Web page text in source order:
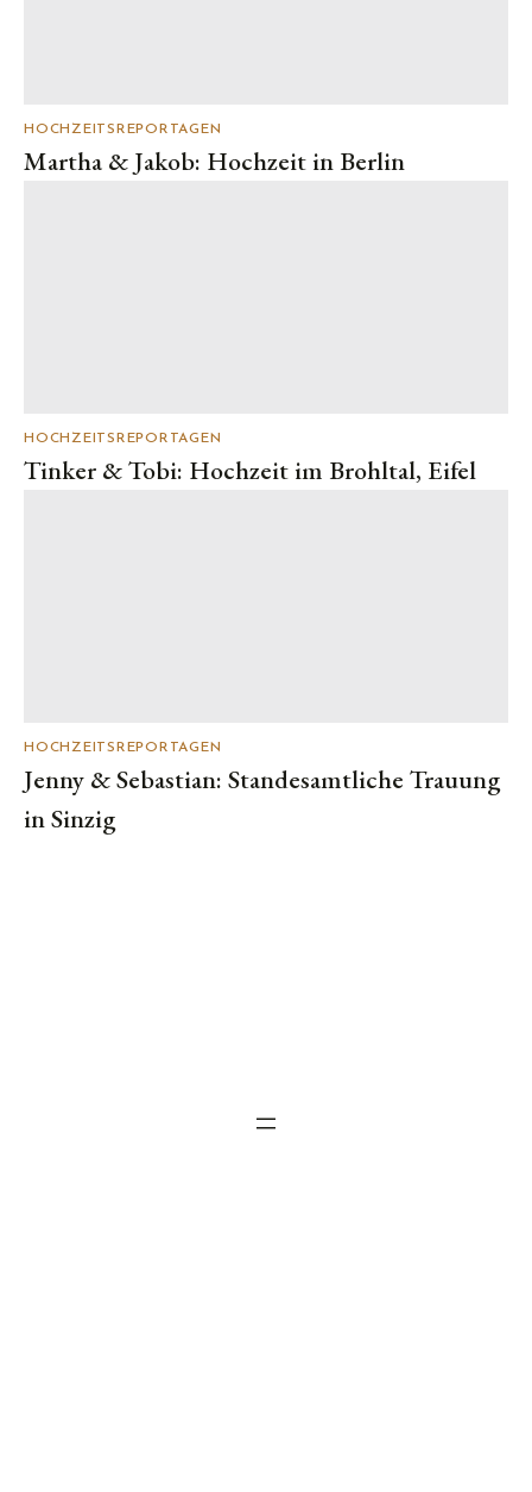
HOCHZEITSREPORTAGEN
Martha & Jakob: Hochzeit in Berlin
HOCHZEITSREPORTAGEN
Tinker & Tobi: Hochzeit im Brohltal, Eifel
HOCHZEITSREPORTAGEN
Jenny & Sebastian: Standesamtliche Trauung
in Sinzig